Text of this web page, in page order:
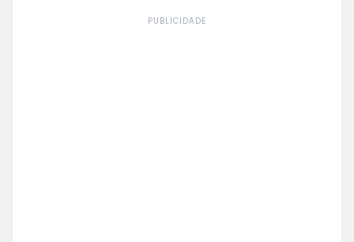
PUBLICIDADE